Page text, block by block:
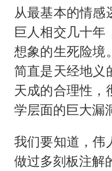
从最基本的情感
巨人相交几十年
想象的生死险境
简直是天经地义
天成的合理性，
学层面的巨大漏
我们要知道，伟
做过多刻板注解